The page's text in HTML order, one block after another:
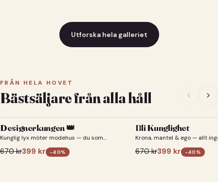
Utforska hela galleriet
FRÅN HELA HOVET
Bästsäljare från alla håll
Designerkungen 👑
Kunglig lyx möter modehus — du som
670kr399 kr -40%
Bli Kunglighet
Krona, mantel & ego — allt
670kr399 kr -40 %